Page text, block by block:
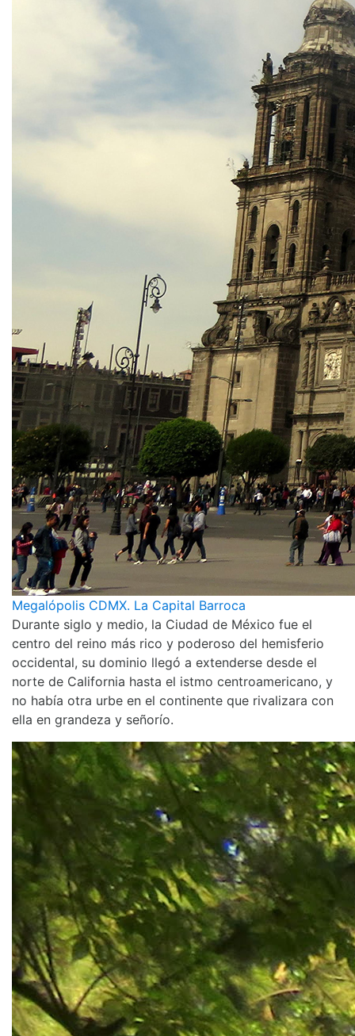
Megalópolis CDMX. La Capital Barroca
Durante siglo y medio, la Ciudad de México fue el
centro del reino más rico y poderoso del hemisferio
occidental, su dominio llegó a extenderse desde el
norte de California hasta el istmo centroamericano, y
no había otra urbe en el continente que rivalizara con
ella en grandeza y señorío.